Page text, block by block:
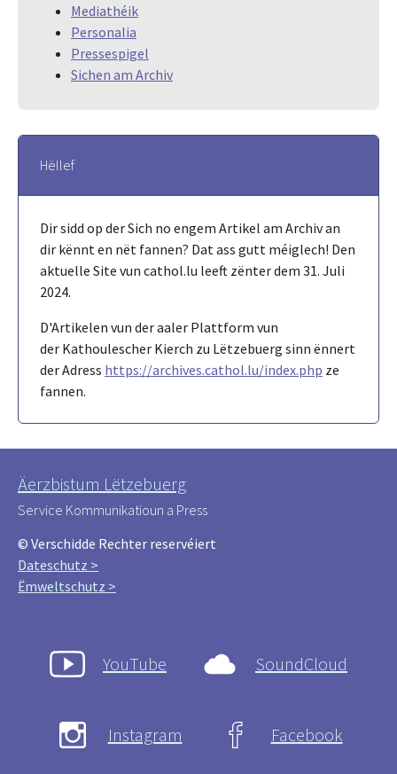
Mediathéik
Personalia
Pressespigel
Sichen am Archiv
Hëllef
Dir sidd op der Sich no engem Artikel am Archiv an
dir kënnt en nët fannen? Dat ass gutt méiglech! Den
aktuelle Site vun cathol.lu leeft zënter dem 31. Juli
2024.
D'Artikelen vun der aaler Plattform vun
der Kathoulescher Kierch zu Lëtzebuerg sinn ënnert
der Adress https://archives.cathol.lu/index.php ze
fannen.
Äerzbistum Lëtzebuerg
Service Kommunikatioun a Press
© Verschidde Rechter reservéiert
Dateschutz >
Ëmweltschutz >
YouTube SoundCloud
Instagram Facebook